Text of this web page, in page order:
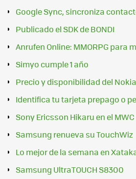
Google Sync, sincroniza
Publicado el SDK de BONDI
Anrufen Online: MMORPG para
Simyo cumple 1 año
Precio y disponibilidad del
Identifica tu tarjeta prepago o
Sony Ericsson Hikaru en el
Samsung renueva su TouchWiz
Lo mejor de la semana en
Samsung UltraTOUCH S8300